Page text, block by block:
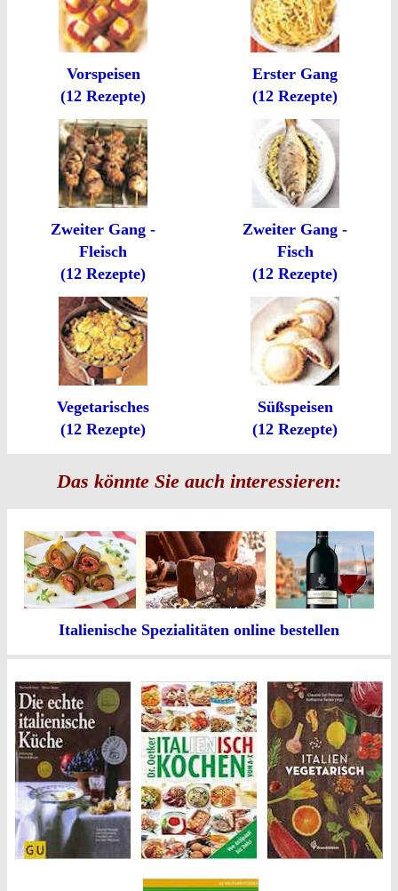
Vorspeisen
(12 Rezepte)
Erster Gang
(12 Rezepte)
Zweiter Gang -
Fleisch
(12 Rezepte)
Zweiter Gang -
Fisch
(12 Rezepte)
Vegetarisches
(12 Rezepte)
Süßspeisen
(12 Rezepte)
Das könnte Sie auch interessieren:
Italienische Spezialitäten online bestellen